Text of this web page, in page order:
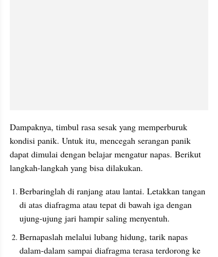
Dampaknya, timbul rasa sesak yang memperburuk
kondisi panik. Untuk itu, mencegah serangan panik
dapat dimulai dengan belajar mengatur napas. Berikut
langkah-langkah yang bisa dilakukan.
Berbaringlah di ranjang atau lantai. Letakkan tangan
di atas diafragma atau tepat di bawah iga dengan
ujung-ujung jari hampir saling menyentuh.
Bernapaslah melalui lubang hidung, tarik napas
dalam-dalam sampai diafragma terasa terdorong ke